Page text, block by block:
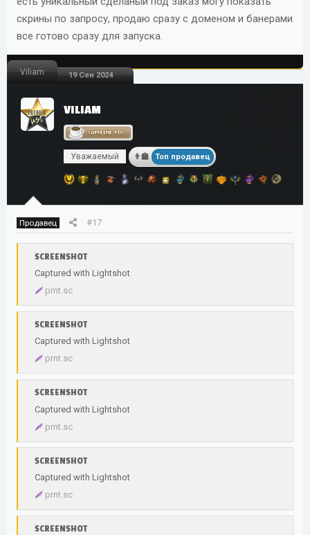
скрины по запросу, продаю сразу с доменом и банерами
все готово сразу для запуска.
Viliam 19 Сен 2024
VILIAM
Уважаемый Топ продавец
Продавец #17
SCREENSHOT
Captured with Lightshot
prnt.sc
SCREENSHOT
Captured with Lightshot
prnt.sc
SCREENSHOT
Captured with Lightshot
prnt.sc
SCREENSHOT
Captured with Lightshot
prnt.sc
SCREENSHOT